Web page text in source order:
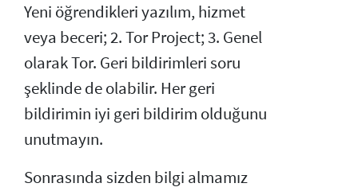
Yeni öğrendikleri yazılım, hizmet
veya beceri; 2. Tor Project; 3. Genel
olarak Tor. Geri bildirimleri soru
şeklinde de olabilir. Her geri
bildirimin iyi geri bildirim olduğunu
unutmayın.
Sonrasında sizden bilgi almamız